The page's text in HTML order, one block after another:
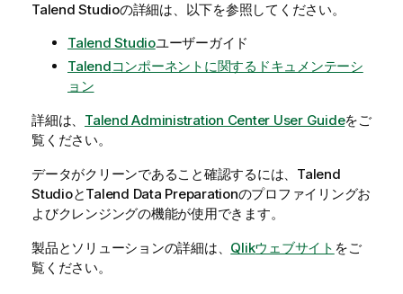
Talend Studioの詳細は、以下を参照してください。
Talend Studioユーザーガイド
Talendコンポーネントに関するドキュメンテーシ
ョン
詳細は、 Talend Administration Center User Guideをご
覧ください。
データがクリーンであること確認するには、 Talend
StudioとTalend Data Preparationのプロファイリングお
よびクレンジングの機能が使用できます。
製品とソリューションの詳細は、 Qlikウェブサイト をご
覧ください。